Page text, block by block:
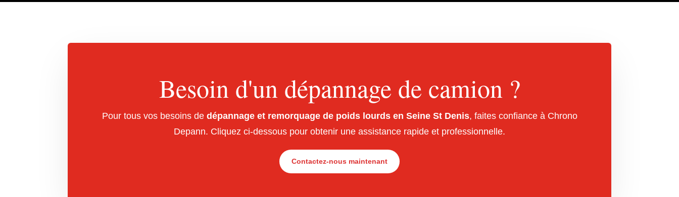
Besoin d'un dépannage de camion ?
Pour tous vos besoins de dépannage et remorquage de poids lourds en Seine St Denis, faites confiance à Chrono
Depann. Cliquez ci-dessous pour obtenir une assistance rapide et professionnelle.
Contactez-nous maintenant